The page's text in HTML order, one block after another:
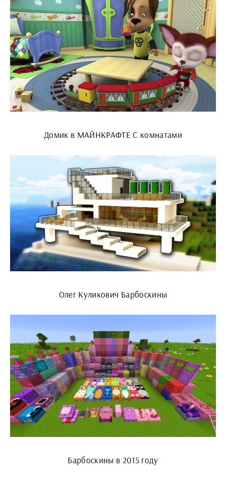
Домик в МАЙНКРАФТЕ С комнатами
Олег Куликович Барбоскины
Барбоскины в 2015 году